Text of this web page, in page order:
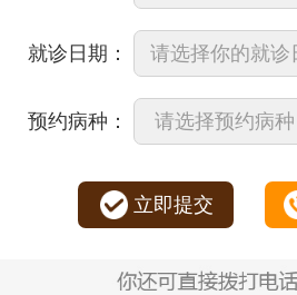
就诊日期：
预约病种：
立即提交